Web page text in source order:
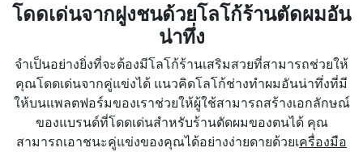
โดดเด่นจากฝูงชนด้วยโลโก้ร้านตัดผมอัน
น่าทึ่ง
จำเป็นอย่างยิ่งที่จะต้องมีโลโก้ร้านเสริมสวยที่สามารถช่วยให้
คุณโดดเด่นจากคู่แข่งได้ แนวคิดโลโก้ช่างทำผมอันน่าทึ่งที่มี
ให้บนแพลตฟอร์มของเราช่วยให้ผู้ใช้สามารถสร้างเอกลักษณ์
ของแบรนด์ที่โดดเด่นสำหรับร้านตัดผมของตนได้ คุณ
สามารถเอาชนะคู่แข่งของคุณได้อย่างง่ายดายด้วยเครื่องมือ